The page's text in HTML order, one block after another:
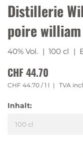
Distillerie
poire william
40% Vol. | 100 cl |
CHF 44.70
CHF 44.70 / 1 l TVA
Inhalt: